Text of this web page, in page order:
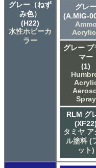
グレー（ねず
み色）
(H22)
水性ホビーカ
ラー
グレー
(A.MIG-
Ammo
グレー プ
マー
(1)
Spray
RLM グ
(XF22)
タミヤ ア
ル塗料 (
ット)